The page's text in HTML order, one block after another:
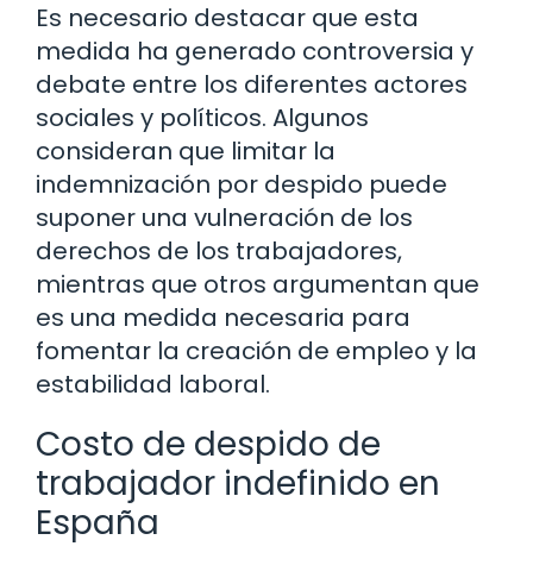
Es necesario destacar que esta
medida ha generado controversia y
debate entre los diferentes actores
sociales y políticos. Algunos
consideran que limitar la
indemnización por despido puede
suponer una vulneración de los
derechos de los trabajadores,
mientras que otros argumentan que
es una medida necesaria para
fomentar la creación de empleo y la
estabilidad laboral.
Costo de despido de
trabajador indefinido en
España